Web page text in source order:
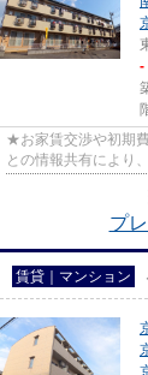
-
★お家賃交渉や初期
との情報共有により
プ
賃貸｜マンション